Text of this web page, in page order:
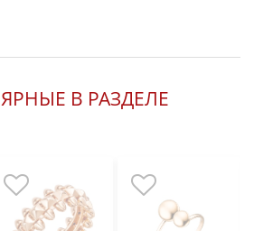
В РАЗДЕЛЕ